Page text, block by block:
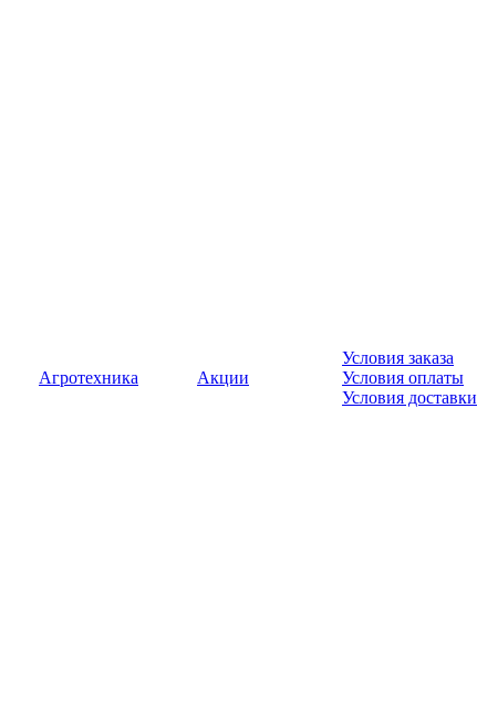
Агротехника Акции
Условия заказа
Условия оплаты
Условия доставки